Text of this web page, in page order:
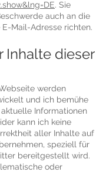
. Sie
auch an die
Mail-Adresse richten.
Inhalte dieser
werden
und ich bemühe
Informationen
kann ich keine
aller Inhalte auf
speziell für
bereitgestellt wird.
oder